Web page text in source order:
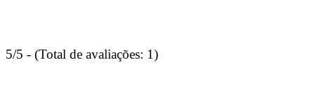
5/5 - (Total de avaliações: 1)